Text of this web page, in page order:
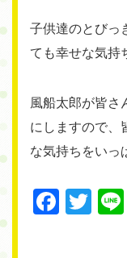
子供達のとびっ
ても幸せな気持
風船太郎が皆さ
にしますので、
な気持ちをいっ